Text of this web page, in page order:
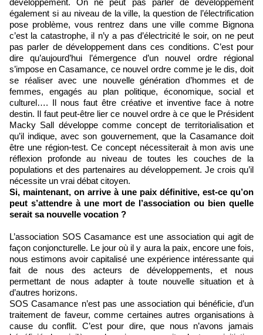
développement. On ne peut pas parler de développement
également si au niveau de la ville, la question de l’électrification
pose problème, vous rentrez dans une ville comme Bignona
c’est la catastrophe, il n’y a pas d’électricité le soir, on ne peut
pas parler de développement dans ces conditions. C’est pour
dire qu’aujourd’hui l’émergence d’un nouvel ordre régional
s’impose en Casamance, ce nouvel ordre comme je le dis, doit
se réaliser avec une nouvelle génération d’hommes et de
femmes, engagés au plan politique, économique, social et
culturel…. Il nous faut être créative et inventive face à notre
destin. Il faut peut-être lier ce nouvel ordre à ce que le Président
Macky Sall développe comme concept de territorialisation et
qu’il indique, avec son gouvernement, que la Casamance doit
être une région-test. Ce concept nécessiterait à mon avis une
réflexion profonde au niveau de toutes les couches de la
populations et des partenaires au développement. Je crois qu’il
nécessite un vrai débat citoyen.
Si, maintenant, on arrive à une paix définitive, est-ce qu’on
peut s’attendre à une mort de l’association ou bien quelle
serait sa nouvelle vocation ?
L’association SOS Casamance est une association qui agit de
façon conjoncturelle. Le jour où il y aura la paix, encore une fois,
nous estimons avoir capitalisé une expérience intéressante qui
fait de nous des acteurs de développements, et nous
permettant de nous adapter à toute nouvelle situation et à
d’autres horizons.
SOS Casamance n’est pas une association qui bénéficie, d’un
traitement de faveur, comme certaines autres organisations à
cause du conflit. C’est pour dire, que nous n’avons jamais